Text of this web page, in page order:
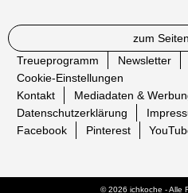
zum
Treueprogramm
Newsletter
Cookie-Einstellungen
Kontakt
Mediadaten &
Datenschutzerklärung
Facebook
Pinterest
© 2026 ichkoche - Alle